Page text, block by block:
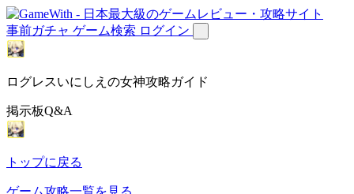
事前ガチャ ゲーム検索 ログイン
ログレスいにしえの女神攻略ガイド
掲示板Q&A
トップに戻る
ゲーム攻略一覧を見る